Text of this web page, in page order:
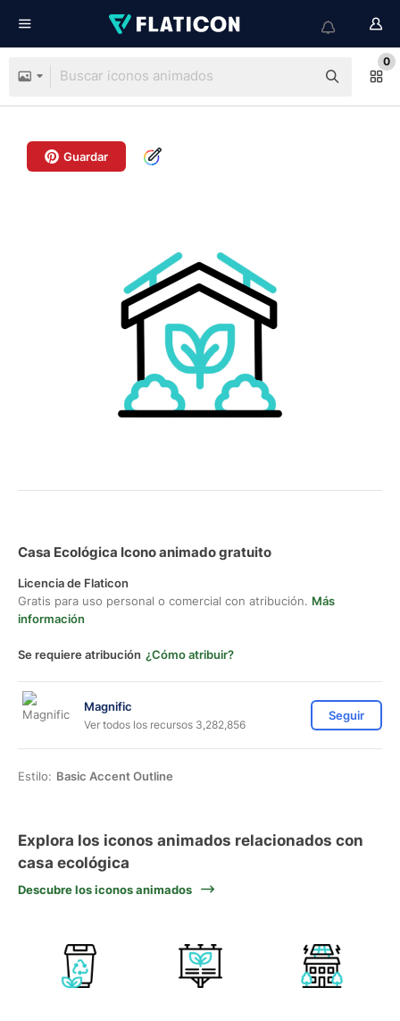
0
Guardar
Casa Ecológica Icono animado gratuito
Licencia de Flaticon
Gratis para uso personal o comercial con atribución. Más
información
Se requiere atribución ¿Cómo atribuir?
Magnific
Ver todos los recursos 3,282,856
Seguir
Estilo: Basic Accent Outline
Explora los iconos animados relacionados con
casa ecológica
Descubre los iconos animados